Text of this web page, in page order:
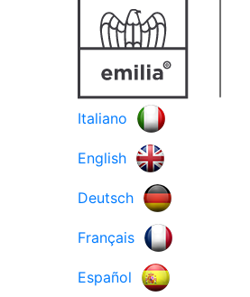
Italiano
English
Deutsch
Français
Español